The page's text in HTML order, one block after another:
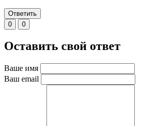
Ответить
0
0
Оставить свой ответ
Ваше имя
Ваш email